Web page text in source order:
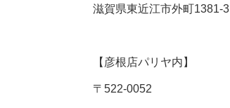
滋賀県東近江市外町1381-3
【彦根店パリヤ内】
〒 522-0052